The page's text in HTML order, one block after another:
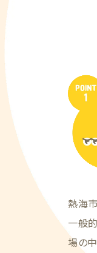
熱海
一般
場の